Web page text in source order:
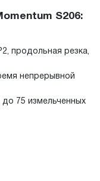
S206:
продольная резка,
непрерывной
75 измельченных